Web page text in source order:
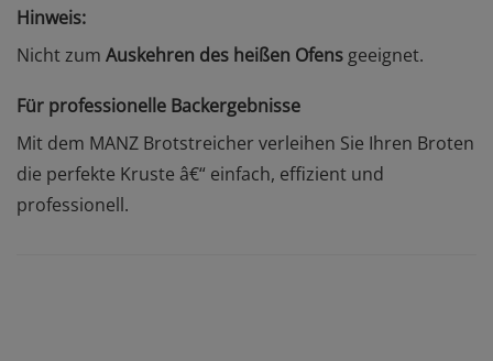
Hinweis:
Nicht zum Auskehren des heißen Ofens geeignet.
Für professionelle Backergebnisse
Mit dem MANZ Brotstreicher verleihen Sie Ihren Broten
die perfekte Kruste â€“ einfach, effizient und
professionell.